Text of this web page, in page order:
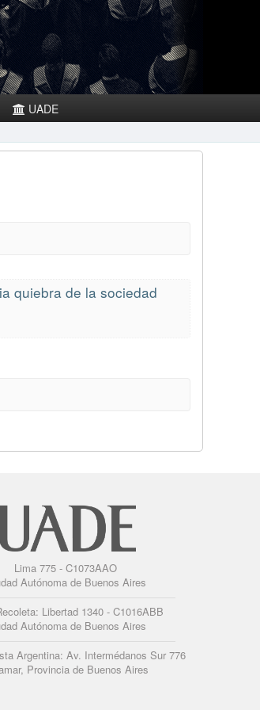
UADE
quiebra de la sociedad
Lima 775 - C1073AAO
Autónoma de Buenos Aires
Libertad 1340 - C1016ABB
Autónoma de Buenos Aires
Argentina: Av. Intermédanos Sur 776
Provincia de Buenos Aires